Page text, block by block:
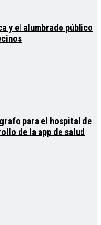
y el alumbrado público
para el hospital de
de la app de salud